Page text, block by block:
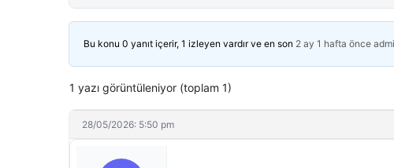
Bu konu 0 yanıt içerir, 1 izleyen vardır ve en son 2 ay 1 hafta önce
1 yazı görüntüleniyor (toplam 1)
28/05/2026: 5:50 pm